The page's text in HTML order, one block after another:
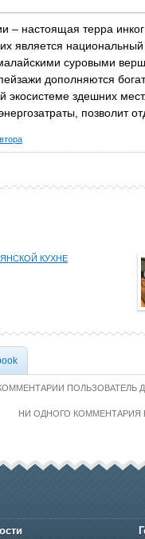
– настоящая терра
является
суровыми
дополняются
экосистеме здешних
позволит
КУХНЕ
НИ ОДНОГО КОММЕНТАРИЯ